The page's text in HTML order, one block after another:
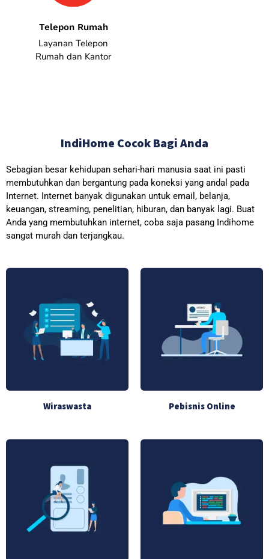
Telepon Rumah
Layanan Telepon
Rumah dan Kantor
IndiHome Cocok Bagi Anda
Sebagian besar kehidupan sehari-hari manusia saat ini pasti
membutuhkan dan bergantung pada koneksi yang andal pada
Internet. Internet banyak digunakan untuk email, belanja,
keuangan, streaming, penelitian, hiburan, dan banyak lagi. Buat
Anda yang membutuhkan internet, coba saja pasang Indihome
sangat murah dan terjangkau.
Wiraswasta Pebisnis Online